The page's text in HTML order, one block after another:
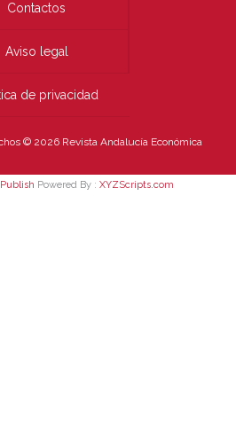
Contactos
Aviso legal
de privacidad
© 2026 Revista Andalucía Económica
Powered By : XYZScripts.com